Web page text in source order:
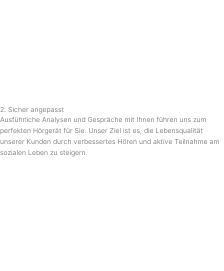
2. Sicher angepasst
Ausführliche Analysen und Gespräche mit Ihnen führen uns zum
perfekten Hörgerät für Sie. Unser Ziel ist es, die Lebensqualität
unserer Kunden durch verbessertes Hören und aktive Teilnahme am
sozialen Leben zu steigern.